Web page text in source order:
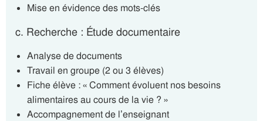
Mise en évidence des mots-clés
c. Recherche : Étude documentaire
Analyse de documents
Travail en groupe (2 ou 3 élèves)
Fiche élève : « Comment évoluent nos besoins
alimentaires au cours de la vie ? »
Accompagnement de l’enseignant